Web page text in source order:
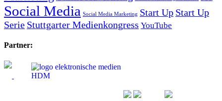
Social Media Social Media Marketing Start Up Start Up
Serie Stuttgarter Medienkongress YouTube
Partner: